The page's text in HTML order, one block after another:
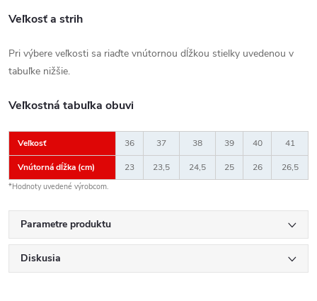
Veľkosť a strih
Pri výbere veľkosti sa riaďte vnútornou dĺžkou stielky uvedenou v
tabuľke nižšie.
Veľkostná tabuľka obuvi
Veľkosť 36 37 38 39 40 41
Vnútorná dĺžka (cm) 23 23,5 24,5 25 26 26,5
*Hodnoty uvedené výrobcom.
Parametre produktu
Diskusia